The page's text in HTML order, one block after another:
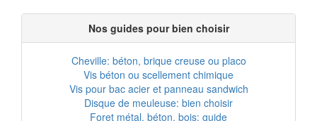
Nos guides pour bien choisir
Cheville: béton, brique creuse ou placo
Vis béton ou scellement chimique
Vis pour bac acier et panneau sandwich
Disque de meuleuse: bien choisir
Foret métal, béton, bois: guide